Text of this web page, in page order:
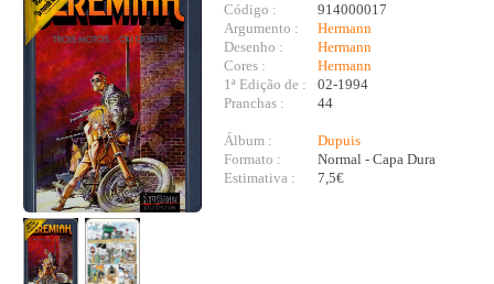
Código :
914000017
Argumento :
Hermann
Desenho :
Hermann
Cores :
Hermann
1ª Edição de :
02-1994
Pranchas :
44
Álbum :
Dupuis
Formato :
Normal - Capa Dura
Estimativa :
7,5€